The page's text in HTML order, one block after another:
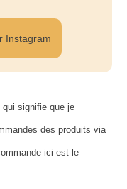
Instagram
qui signifie que je
des produits via
ici est le